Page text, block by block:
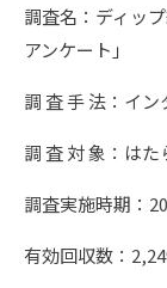
調査名：ディッ
アンケート」
調 査 手 法：イ
調 査 対 象：は
調査実施時期：
有効回収数：